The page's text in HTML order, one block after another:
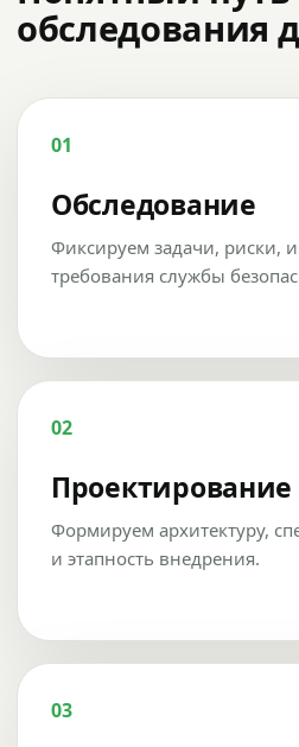
обследования
01
Обследование
Фиксируем задачи, риски,
требования службы
02
Проектирование
Формируем архитектуру,
и этапность внедрения.
03